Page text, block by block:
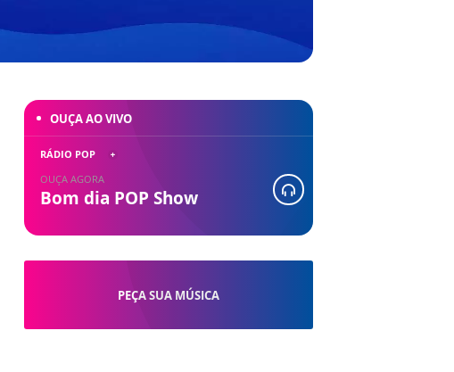
PEÇA SUA MÚSICA
OUÇA AO VIVO
RÁDIO POP
OUÇA AGORA
Bom dia POP Show